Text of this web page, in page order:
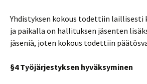
Yhdistyksen kokous todettiin laillisesti
ja paikalla on hallituksen jäsenten
jäseniä, joten kokous todettiin
§4 Työjärjestyksen hyväksyminen